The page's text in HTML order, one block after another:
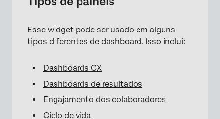
Esse widget pode ser usado em alguns
tipos diferentes de dashboard. Isso inclui:
Dashboards CX
Dashboards de resultados
Engajamento dos colaboradores
Ciclo de vida